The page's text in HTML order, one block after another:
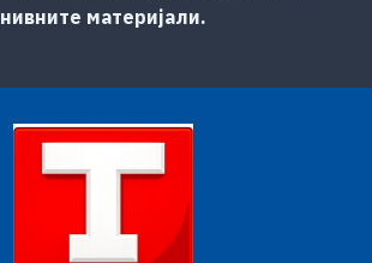
нивните материјали.